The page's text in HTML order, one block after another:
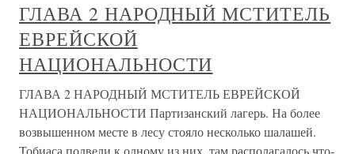
ГЛАВА 2 НАРОДНЫЙ МСТИТЕЛЬ
ЕВРЕЙСКОЙ
НАЦИОНАЛЬНОСТИ
ГЛАВА 2 НАРОДНЫЙ МСТИТЕЛЬ ЕВРЕЙСКОЙ
НАЦИОНАЛЬНОСТИ Партизанский лагерь. На более
возвышенном месте в лесу стояло несколько шалашей.
Тобиаса подвели к одному из них, там располагалось что-